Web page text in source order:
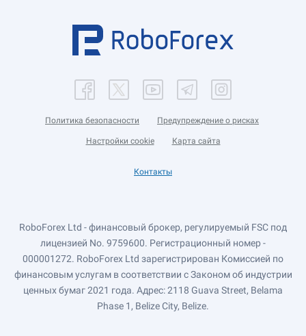
Политика безопасности Предупреждение о рисках
Настройки cookie Карта сайта
Контакты
RoboForex Ltd - финансовый брокер, регулируемый FSC под
лицензией No. 9759600. Регистрационный номер -
000001272. RoboForex Ltd зарегистрирован Комиссией по
финансовым услугам в соответствии с Законом об индустрии
ценных бумаг 2021 года. Адрес: 2118 Guava Street, Belama
Phase 1, Belize City, Belize.